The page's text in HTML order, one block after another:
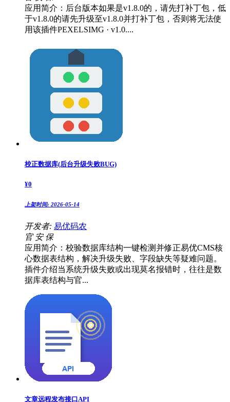
应用简介：后台版本如果是v1.8.0的，请先打补丁包，低
于v1.8.0的请先升级至v1.8.0并打补丁包，否则将无法使
用该插件PEXELSIMG · v1.0....
校正数据库(后台升级失败BUG)
¥0
上架时间: 2026-05-14
开发者: 易优码农
官 安 保
应用简介：校验数据库结构一键检测并修正易优CMS核
心数据表结构，解决升级失败、字段缺失等疑难问题。
插件介绍当系统升级失败或出现莫名报错时，往往是数
据库表结构与官...
文章远程发布接口API